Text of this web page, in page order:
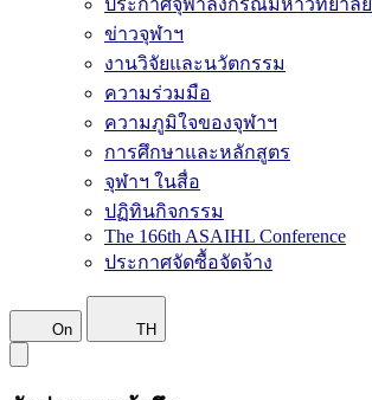
ประกาศจุฬาลงกรณ์มหาวิทยาลัย
ข่าวจุฬาฯ
งานวิจัยและนวัตกรรม
ความร่วมมือ
ความภูมิใจของจุฬาฯ
การศึกษาและหลักสูตร
จุฬาฯ ในสื่อ
ปฏิทินกิจกรรม
The 166th ASAIHL Conference
ประกาศจัดซื้อจัดจ้าง
On TH